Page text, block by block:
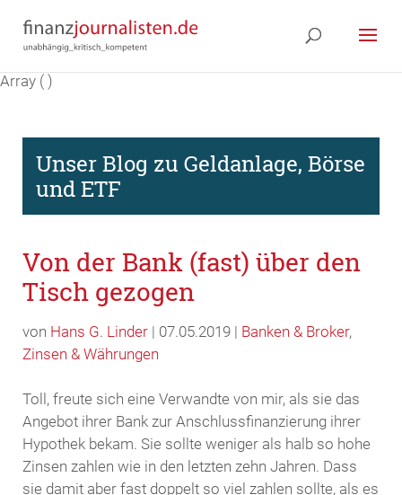
Array ( )
Unser Blog zu Geldanlage, Börse
und ETF
Von der Bank (fast) über den
Tisch gezogen
von Hans G. Linder| 07.05.2019 | Banken & Broker,
Zinsen & Währungen
Toll, freute sich eine Verwandte von mir, als sie das
Angebot ihrer Bank zur Anschlussfinanzierung ihrer
Hypothek bekam. Sie sollte weniger als halb so hohe
Zinsen zahlen wie in den letzten zehn Jahren. Dass
sie damit aber fast doppelt so viel zahlen sollte, als es